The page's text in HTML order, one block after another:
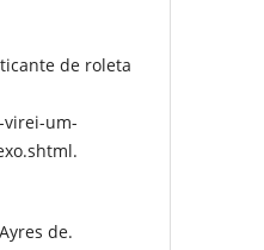
de roleta
virei-um-
de.